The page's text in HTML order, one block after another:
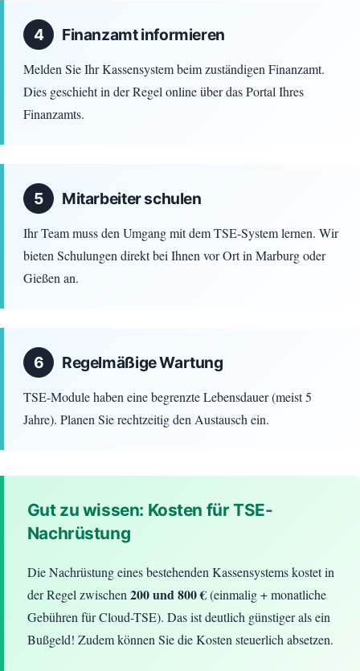
4 Finanzamt informieren
Melden Sie Ihr Kassensystem beim zuständigen Finanzamt.
Dies geschieht in der Regel online über das Portal Ihres
Finanzamts.
5 Mitarbeiter schulen
Ihr Team muss den Umgang mit dem TSE-System lernen. Wir
bieten Schulungen direkt bei Ihnen vor Ort in Marburg oder
Gießen an.
6 Regelmäßige Wartung
TSE-Module haben eine begrenzte Lebensdauer (meist 5
Jahre). Planen Sie rechtzeitig den Austausch ein.
Gut zu wissen: Kosten für TSE-
Nachrüstung
Die Nachrüstung eines bestehenden Kassensystems kostet in
der Regel zwischen200 und 800 €(einmalig + monatliche
Gebühren für Cloud-TSE). Das ist deutlich günstiger als ein
Bußgeld! Zudem können Sie die Kosten steuerlich absetzen.